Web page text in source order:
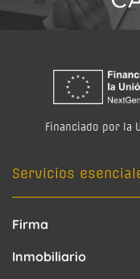
Financiado por la
Servicios
Firma
Inmobiliario